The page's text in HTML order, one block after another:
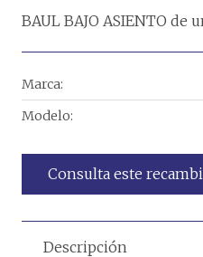
BAUL BAJO ASIENTO de
Consulta este
Marca:
Modelo:
Descripción